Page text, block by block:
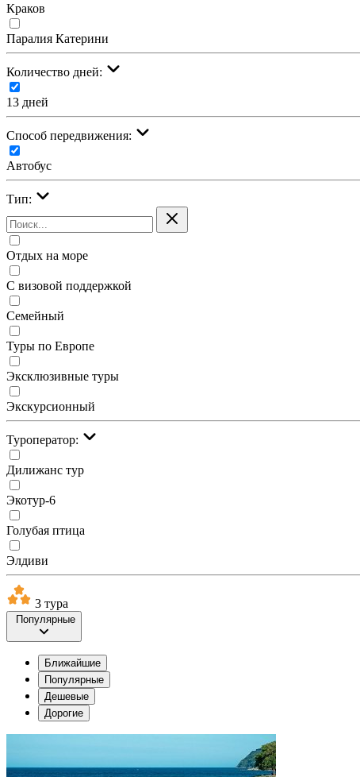
Краков
Паралия Катерини
Количество дней:
13 дней
Cпособ передвижения:
Автобус
Тип:
Отдых на море
С визовой поддержкой
Семейный
Туры по Европе
Эксклюзивные туры
Экскурсионный
Туроператор:
Дилижанс тур
Экотур-6
Голубая птица
Элдиви
3 тура
Популярные
Ближайшие
Популярные
Дешевые
Дорогие